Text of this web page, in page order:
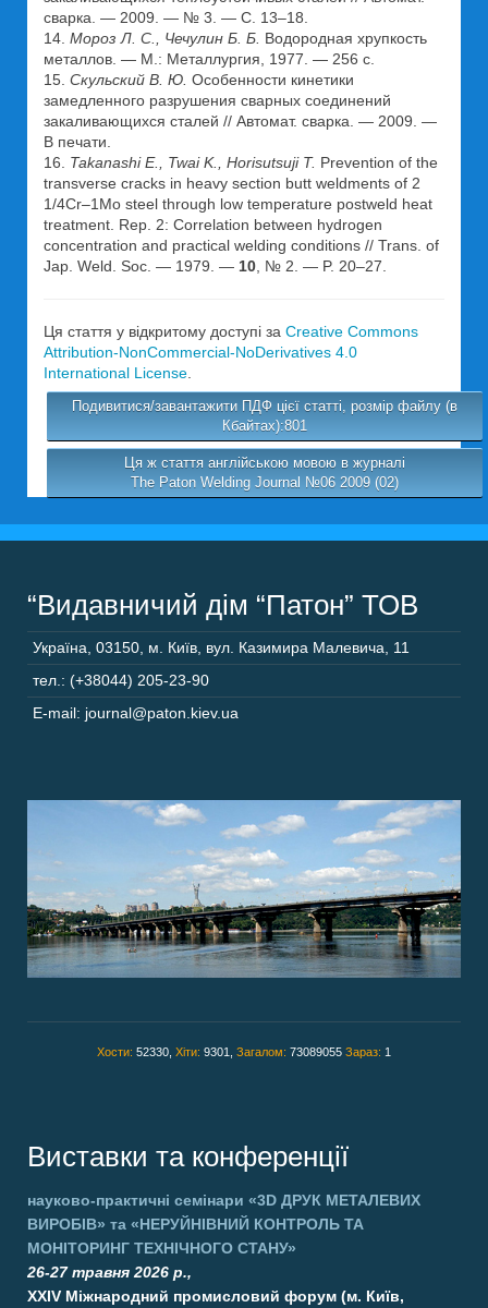
сварка. — 2009. — № 3. — С. 13–18.
14. Мороз Л. С., Чечулин Б. Б. Водородная хрупкость
металлов. — М.: Металлургия, 1977. — 256 с.
15. Скульский В. Ю. Особенности кинетики
замедленного разрушения сварных соединений
закаливающихся сталей // Автомат. сварка. — 2009. —
В печати.
16. Takanashi E., Twai K., Horisutsuji T. Prevention of the
transverse cracks in heavy section butt weldments of 2
1/4Cr–1Mo steel through low temperature postweld heat
treatment. Rep. 2: Correlation between hydrogen
concentration and practical welding conditions // Trans. of
Jap. Weld. Soc. — 1979. — 10 , № 2. — P. 20–27.
Ця стаття у відкритому доступі за Creative Commons
Attribution-NonCommercial-NoDerivatives 4.0
International License
Подивитися/завантажити ПДФ цієї статті, розмір файлу (в
Кбайтах):801
Ця ж стаття англійською мовою в журналі
The Paton Welding Journal №06 2009 (02)
“Видавничий дім “Патон” ТОВ
Україна 03150 м. Київ, вул. Казимира Малевича, 11
тел.: (+38044) 205-23-90
E-mail: journal@paton.kiev.ua
Хости: 52330, Хіти: 9301, Загалом: 73089055 Зараз: 1
Виставки та конференції
науково-практичні семінари «3D ДРУК МЕТАЛЕВИХ
ВИРОБІВ» та «НЕРУЙНІВНИЙ КОНТРОЛЬ ТА
МОНІТОРИНГ ТЕХНІЧНОГО СТАНУ»
26-27 травня 2026 р.,
XXIV Міжнародний промисловий форум (м. Київ,